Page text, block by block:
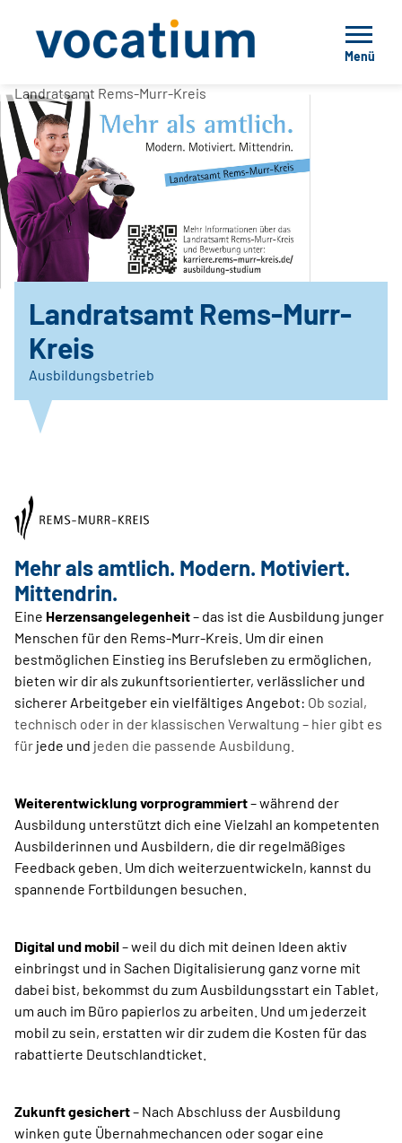
Menü
Landratsamt Rems-Murr-Kreis
Landratsamt Rems-Murr-
Kreis
Ausbildungsbetrieb
Mehr als amtlich. Modern. Motiviert.
Mittendrin.
Eine Herzensangelegenheit– das ist die Ausbildung junger
Menschen für den Rems-Murr-Kreis. Um dir einen
bestmöglichen Einstieg ins Berufsleben zu ermöglichen,
bieten wir dir als zukunftsorientierter, verlässlicher und
sicherer Arbeitgeber ein vielfältiges Angebot: Ob sozial,
technisch oder in der klassischen Verwaltung – hier gibt es
für jede und jeden die passende Ausbildung.
Weiterentwicklung vorprogrammiert– während der
Ausbildung unterstützt dich eine Vielzahl an kompetenten
Ausbilderinnen und Ausbildern, die dir regelmäßiges
Feedback geben. Um dich weiterzuentwickeln, kannst du
spannende Fortbildungen besuchen.
Digital und mobil– weil du dich mit deinen Ideen aktiv
einbringst und in Sachen Digitalisierung ganz vorne mit
dabei bist, bekommst du zum Ausbildungsstart ein Tablet,
um auch im Büro papierlos zu arbeiten. Und um jederzeit
mobil zu sein, erstatten wir dir zudem die Kosten für das
rabattierte Deutschlandticket.
Zukunft gesichert– Nach Abschluss der Ausbildung
winken gute Übernahmechancen oder sogar eine